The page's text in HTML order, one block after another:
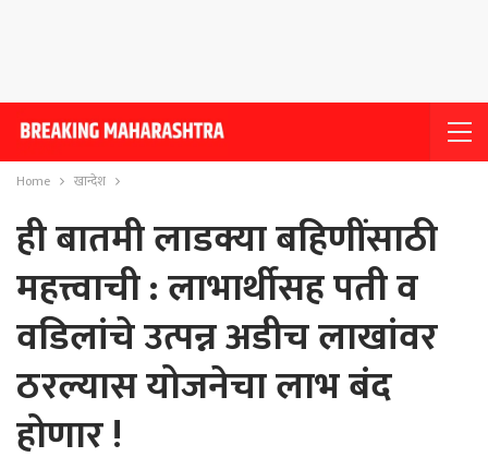
Home खान्देश
ही बातमी लाडक्या बहिणींसाठी
महत्त्वाची : लाभार्थीसह पती व
वडिलांचे उत्पन्न अडीच लाखांवर
ठरल्यास योजनेचा लाभ बंद
होणार !